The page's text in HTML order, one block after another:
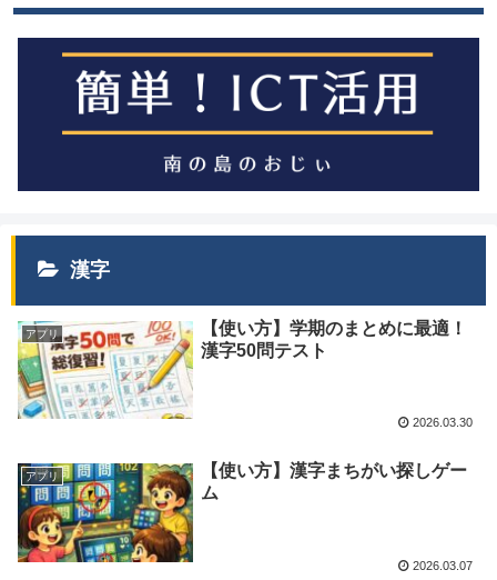
漢字
アプリ
【使い方】学期のまとめに最適！
漢字50問テスト
2026.03.30
アプリ
【使い方】漢字まちがい探しゲー
ム
2026.03.07